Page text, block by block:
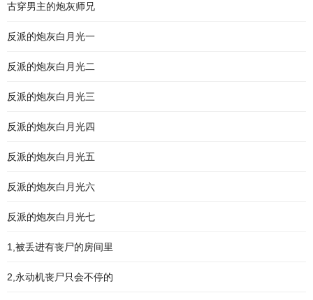
古穿男主的炮灰师兄
反派的炮灰白月光一
反派的炮灰白月光二
反派的炮灰白月光三
反派的炮灰白月光四
反派的炮灰白月光五
反派的炮灰白月光六
反派的炮灰白月光七
1,被丢进有丧尸的房间里
2,永动机丧尸只会不停的